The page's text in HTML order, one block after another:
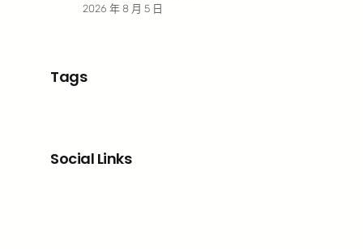
2026 年 8 月 5 日
Tags
Social Links